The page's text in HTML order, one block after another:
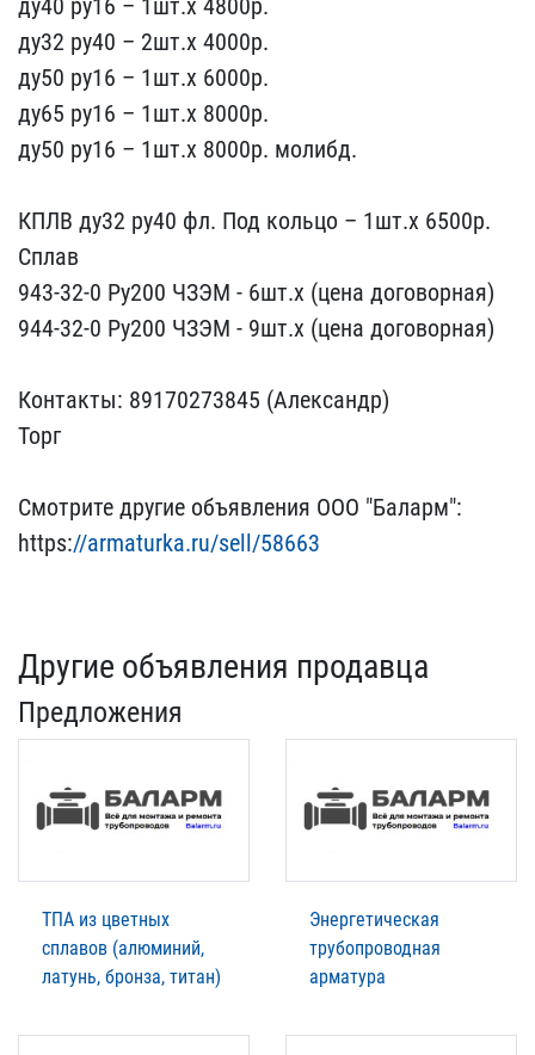
ду40 ру16 – 1шт.х 4​800р.
ду32 ру40 – 2шт.х ​4000р.
ду50 ру16 – 1шт.х​ 6000р.
ду65 ру16 – 1ш​т.х 8000р.
ду50 ру16 – 1​шт.х 8000р. молибд. ​
КПЛВ ду32 ру40 ​фл. Под кольцо – 1шт.х 6​500р.
Сплав
943-32-0 Р​у200 ЧЗЭМ - 6шт.х (цена ​договорная)
944-32-0 Ру​200 ЧЗЭМ - 9шт.х (цена ​договорная)
Контакты: ​89170273845 (Александр)
​Торг
Смотрите другие об​ъявления ООО "Баларм":
h​ttps://armaturka.ru/sell​/58663
Другие объявления продавца
Предложения
ТПА из цветных
сплавов (алюминий,
латунь, бронза, титан)
Энергетическая
трубопроводная
арматура